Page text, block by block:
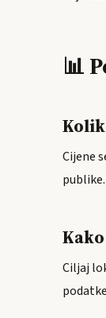
📊
Cijene
publike.
Ciljaj